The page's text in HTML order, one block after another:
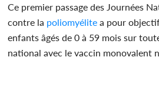
Ce premier passage des Journées
contre la poliomyélite a pour
enfants âgés de 0 à 59 mois sur
national avec le vaccin monovalent